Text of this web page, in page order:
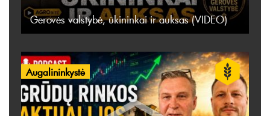
Gerovės valstybė, ūkininkai ir auksas (VIDEO)
Augalininkystė